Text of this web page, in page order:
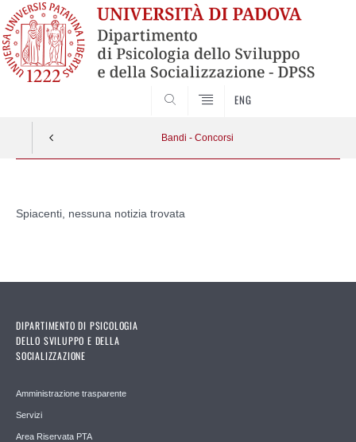
ENG
Bandi - Concorsi
contenuto
Spiacenti, nessuna notizia trovata
DIPARTIMENTO DI PSICOLOGIA
DELLO SVILUPPO E DELLA
SOCIALIZZAZIONE
Amministrazione trasparente
Servizi
Area Riservata PTA